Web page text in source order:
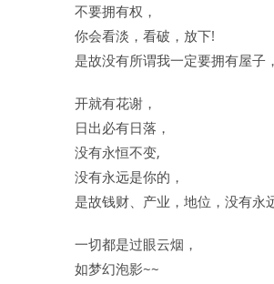
不要拥有权，
你会看淡，看破，放下!
是故没有所谓我一定要拥有屋子
开就有花谢，
日出必有日落，
没有永恒不变,
没有永远是你的，
是故钱财、产业，地位，没有永
一切都是过眼云烟，
如梦幻泡影~~